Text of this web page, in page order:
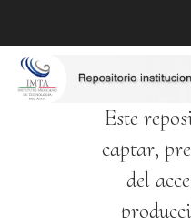
Este
captar,
del